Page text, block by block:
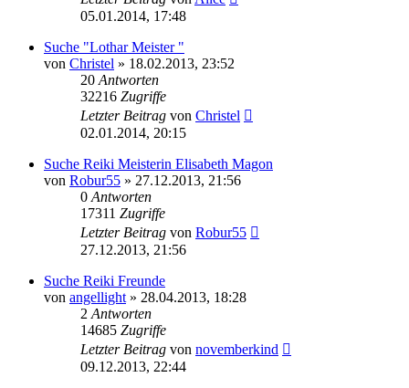
05.01.2014, 17:48
Suche "Lothar Meister "
von Christel » 18.02.2013, 23:52
20 Antworten
32216 Zugriffe
Letzter Beitrag von Christel
02.01.2014, 20:15
Suche Reiki Meisterin Elisabeth Magon
von Robur55 » 27.12.2013, 21:56
0 Antworten
17311 Zugriffe
Letzter Beitrag von Robur55
27.12.2013, 21:56
Suche Reiki Freunde
von angellight » 28.04.2013, 18:28
2 Antworten
14685 Zugriffe
Letzter Beitrag von novemberkind
09.12.2013, 22:44